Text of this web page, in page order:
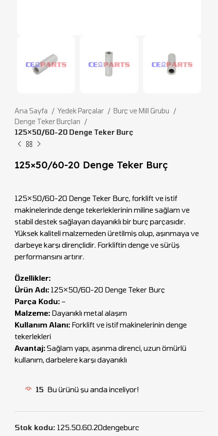
Ana Sayfa Yedek Parçalar
Burç ve Mill Grubu
Denge Teker Burçları
125×50/60-20 Denge Teker Burç
125×50/60-20 Denge Teker Burç
125×50/60-20 Denge Teker Burç, forklift ve istif
makinelerinde denge tekerleklerinin miline sağlam ve
stabil destek sağlayan dayanıklı bir burç parçasıdır.
Yüksek kaliteli malzemeden üretilmiş olup, aşınmaya ve
darbeye karşı dirençlidir. Forkliftin denge ve sürüş
performansını artırır.
Özellikler:
Ürün Adı: 125×50/60-20 Denge Teker Burç
Parça Kodu: –
Malzeme: Dayanıklı metal alaşım
Kullanım Alanı: Forklift ve istif makinelerinin denge
tekerlekleri
Avantaj:Sağlam yapı, aşınma direnci, uzun ömürlü
kullanım, darbelere karşı dayanıklı
15 Bu ürünü şu anda inceliyor!
Stok kodu: 125.50.60.20dengeburc